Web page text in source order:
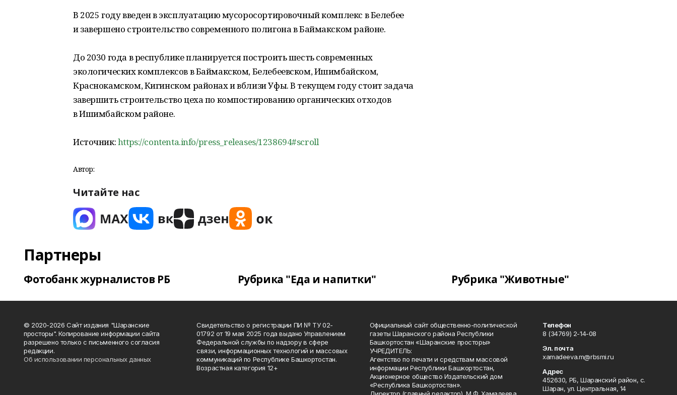
В 2025 году введен в эксплуатацию мусоросортировочный комплекс в Белебее
и завершено строительство современного полигона в Баймакском районе.
До 2030 года в республике планируется построить шесть современных
экологических комплексов в Баймакском, Белебеевском, Ишимбайском,
Краснокамском, Кигинском районах и вблизи Уфы. В текущем году стоит задача
завершить строительство цеха по компостированию органических отходов
в Ишимбайском районе.
Источник:https://contenta.info/press_releases/1238694#scroll
Автор:
Читайте нас
Партнеры
Фотобанк журналистов РБ Рубрика "Еда и напитки" Рубрика "Животные"
© 2020-2026 Сайт издания "Шаранские
просторы". Копирование информации сайта
разрешено только с письменного согласия
редакции.
Об использовании персональных данных
Свидетельство о регистрации ПИ № ТУ 02-
01792 от 19 мая 2025 года выдано Управлением
Федеральной службы по надзору в сфере
связи, информационных технологий и массовых
коммуникаций по Республике Башкортостан.
Возрастная категория 12+
Официальный сайт общественно-политической
газеты Шаранского района Республики
Башкортостан «Шаранские просторы»
УЧРЕДИТЕЛЬ:
Агентство по печати и средствам массовой
информации Республики Башкортостан,
Акционерное общество Издательский дом
«Республика Башкортостан».
Телефон
8 (34769) 2-14-08
Эл. почта
xamadeeva.m@rbsmi.ru
Адрес
452630, РБ, Шаранский район, с.
Шаран, ул. Центральная, 14